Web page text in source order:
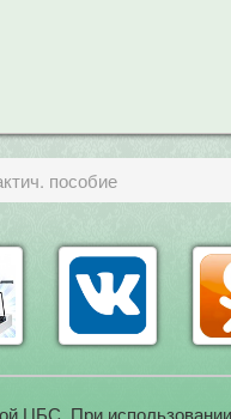
пособие
ЦБС. При